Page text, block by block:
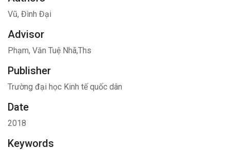
Vũ, Đình Đại
Advisor
Phạm, Văn Tuệ Nhã,Ths
Publisher
Trường đại học Kinh tế quốc dân
Date
2018
Keywords